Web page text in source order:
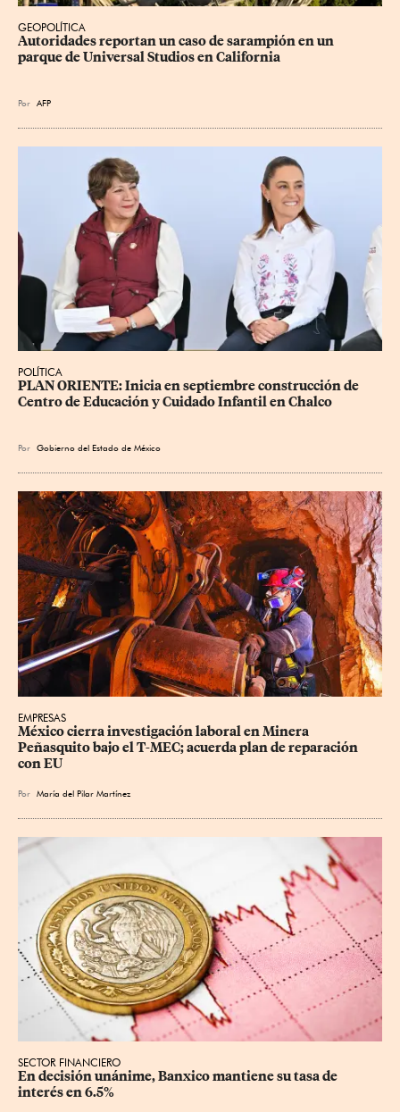
GEOPOLÍTICA
Autoridades reportan un caso de sarampión en un
parque de Universal Studios en California
Por AFP
POLÍTICA
PLAN ORIENTE: Inicia en septiembre construcción de
Centro de Educación y Cuidado Infantil en Chalco
Por Gobierno del Estado de México
EMPRESAS
México cierra investigación laboral en Minera
Peñasquito bajo el T-MEC; acuerda plan de reparación
con EU
Por María del Pilar Martínez
SECTOR FINANCIERO
En decisión unánime, Banxico mantiene su tasa de
interés en 6.5%